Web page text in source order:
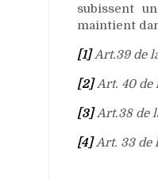
subissent
maintient
[1] Art.39 de
[2] Art. 40 de
[3] Art.38 de
[4] Art. 33 de